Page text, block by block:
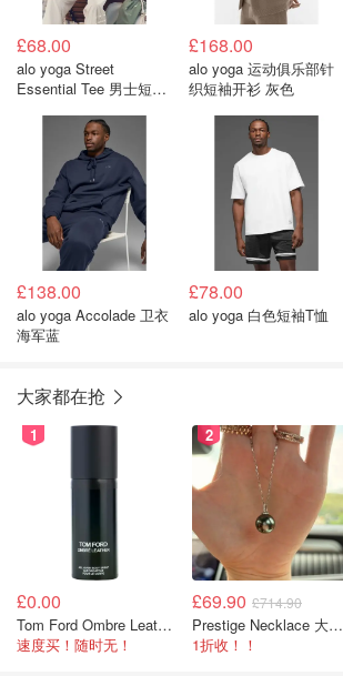
£68.00
alo yoga Street
Essential Tee 男士短袖
£168.00
alo yoga 运动俱乐部针
织短袖开衫 灰色
£138.00
alo yoga Accolade 卫衣
海军蓝
£78.00
alo yoga 白色短袖T恤
大家都在抢
1
£0.00
Tom Ford Ombre Leather 全身喷雾 150ml
速度买！随时无！
2
£69.90 £714.90
Prestige Necklace 大溪地珍珠项链 10-11mm
1折收！！